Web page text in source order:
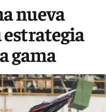
nueva
estrategia
gama